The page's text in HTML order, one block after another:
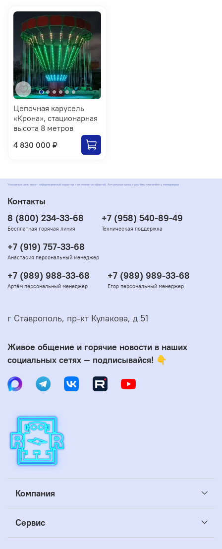
Цепочная карусель
«Крона», стационарная
высота 8 метров
4 830 000 ₽
Указанные цены носят информационный характер и не являются офертой. Актуальные цены и расчёты уточняйте у менеджеров
Компания
Сервис
Контакты
8 (800) 234-33-68
Бесплатная горячая линия
+7 (958) 540-89-49
Техническая поддержка
+7 (919) 757-33-68
Анастасия персональный менеджер
+7 (989) 988-33-68
Артём персональный менеджер
+7 (989) 989-33-68
Егор персональный менеджер
г Ставрополь, пр-кт Кулакова, д 51
Живое общение и горячие новости в наших
социальных сетях — подписывайся! 👇